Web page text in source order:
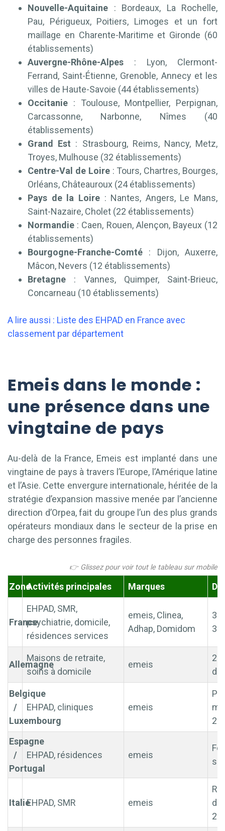
Nouvelle-Aquitaine : Bordeaux, La Rochelle,
Pau, Périgueux, Poitiers, Limoges et un fort
maillage en Charente-Maritime et Gironde (60
établissements)
Auvergne-Rhône-Alpes : Lyon, Clermont-
Ferrand, Saint-Étienne, Grenoble, Annecy et les
villes de Haute-Savoie (44 établissements)
Occitanie : Toulouse, Montpellier, Perpignan,
Carcassonne, Narbonne, Nîmes (40
établissements)
Grand Est : Strasbourg, Reims, Nancy, Metz,
Troyes, Mulhouse (32 établissements)
Centre-Val de Loire: Tours, Chartres, Bourges,
Orléans, Châteauroux (24 établissements)
Pays de la Loire: Nantes, Angers, Le Mans,
Saint-Nazaire, Cholet (22 établissements)
Normandie : Caen, Rouen, Alençon, Bayeux (12
établissements)
Bourgogne-Franche-Comté : Dijon, Auxerre,
Mâcon, Nevers (12 établissements)
Bretagne : Vannes, Quimper, Saint-Brieuc,
Concarneau (10 établissements)
A lire aussi : Liste des EHPAD en France avec
classement par département
Emeis dans le monde :
une présence dans une
vingtaine de pays
Au-delà de la France, Emeis est implanté dans une
vingtaine de pays à travers l’Europe, l’Amérique latine
et l’Asie. Cette envergure internationale, héritée de la
stratégie d’expansion massive menée par l’ancienne
direction d’Orpea, fait du groupe l’un des plus grands
opérateurs mondiaux dans le secteur de la prise en
charge des personnes fragiles.
ZoneActivités principales Marques
France
EHPAD, SMR,
psychiatrie, domicile,
résidences services
emeis, Clinea,
Adhap, Domidom
30
Allemagne
Maisons de retraite,
soins à domicile
emeis
2e
du
Belgique
/
Luxembourg
EHPAD, cliniques emeis
Espagne
/
Portugal
EHPAD, résidences emeis
ItalieEHPAD, SMR emeis